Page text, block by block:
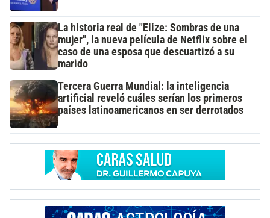
La historia real de "Elize: Sombras de una
mujer", la nueva película de Netflix sobre el
caso de una esposa que descuartizó a su
marido
Tercera Guerra Mundial: la inteligencia
artificial reveló cuáles serían los primeros
países latinoamericanos en ser derrotados